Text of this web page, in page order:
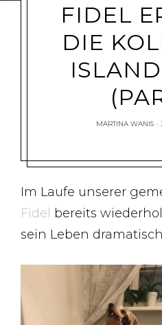
FIDEL
DIE
MARTINA WANIS
Im Laufe unserer
Fidel
bereits
sein Leben